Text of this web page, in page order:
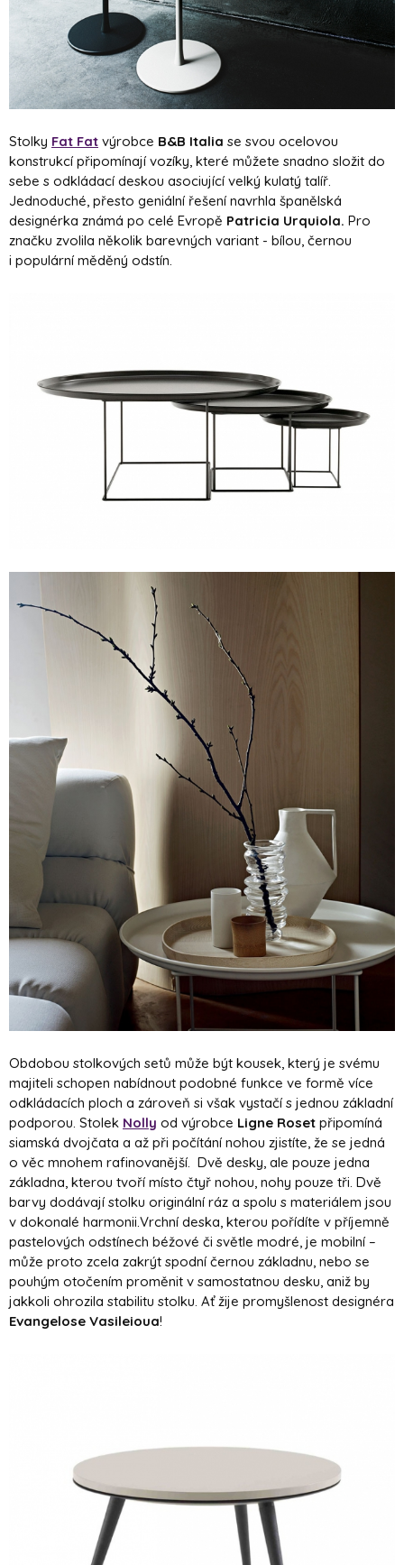
Stolky Fat Fat výrobce B&B Italia se svou ocelovou
konstrukcí připomínají vozíky, které můžete snadno složit do
sebe s odkládací deskou asociující velký kulatý talíř.
Jednoduché, přesto geniální řešení navrhla španělská
designérka známá po celé Evropě Patricia Urquiola. Pro
značku zvolila několik barevných variant - bílou, černou
i populární měděný odstín.
Obdobou stolkových setů může být kousek, který je svému
majiteli schopen nabídnout podobné funkce ve formě více
odkládacích ploch a zároveň si však vystačí s jednou základní
podporou. Stolek Nolly od výrobce Ligne Roset připomíná
siamská dvojčata a až při počítání nohou zjistíte, že se jedná
o věc mnohem rafinovanější. Dvě desky, ale pouze jedna
základna, kterou tvoří místo čtyř nohou, nohy pouze tři. Dvě
barvy dodávají stolku originální ráz a spolu s materiálem jsou
v dokonalé harmonii.Vrchní deska, kterou pořídíte v příjemně
pastelových odstínech béžové či světle modré, je mobilní –
může proto zcela zakrýt spodní černou základnu, nebo se
pouhým otočením proměnit v samostatnou desku, aniž by
jakkoli ohrozila stabilitu stolku. Ať žije promyšlenost designéra
Evangelose Vasileioua!